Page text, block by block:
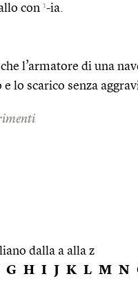
con 1-ia.
l’armatore di una
lo scarico senza
dalla a alla z
G H I J K L M N